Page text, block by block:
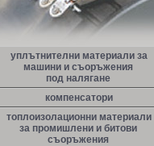
уплътнителни материали за
машини и съоръжения
под налягане
компенсатори
топлоизолационни материали
за промишлени и битови
съоръжения